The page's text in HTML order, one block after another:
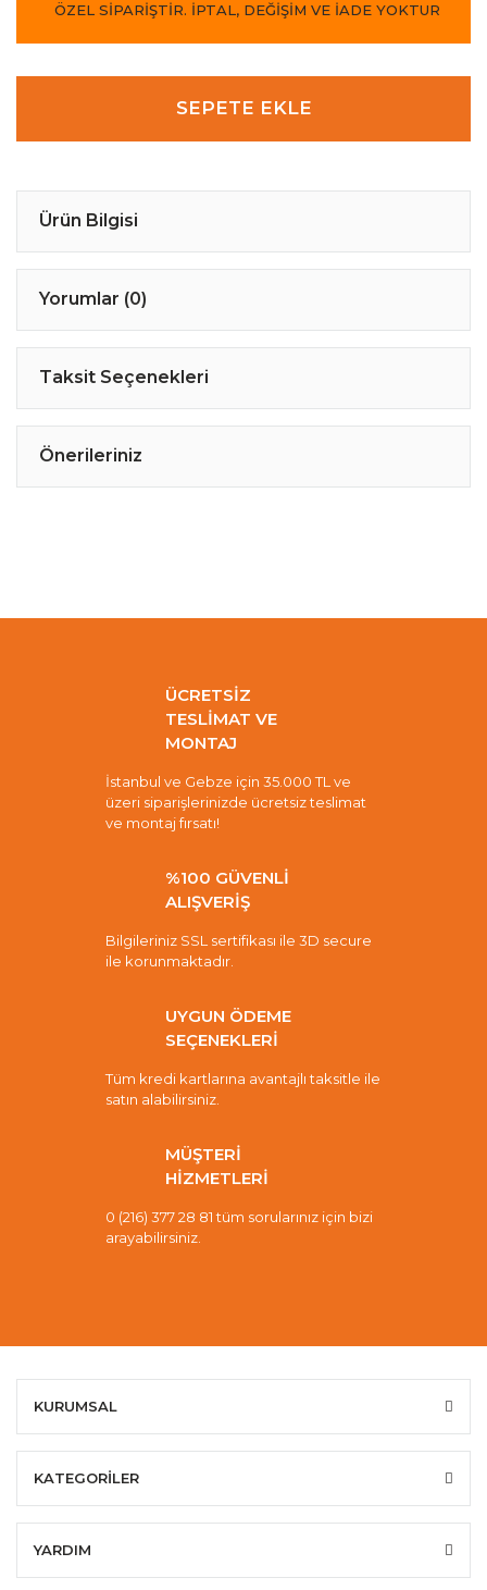
ÖZEL SİPARİŞTİR. İPTAL, DEĞİŞİM VE İADE YOKTUR
SEPETE EKLE
Ürün Bilgisi
Yorumlar (0)
Taksit Seçenekleri
Önerileriniz
ÜCRETSİZ
TESLİMAT VE
MONTAJ
İstanbul ve Gebze için 35.000 TL ve
üzeri siparişlerinizde ücretsiz teslimat
ve montaj fırsatı!
%100 GÜVENLİ
ALIŞVERİŞ
Bilgileriniz SSL sertifikası ile 3D secure
ile korunmaktadır.
UYGUN ÖDEME
SEÇENEKLERİ
Tüm kredi kartlarına avantajlı taksitle ile
satın alabilirsiniz.
MÜŞTERİ
HİZMETLERİ
0 (216) 377 28 81 tüm sorularınız için bizi
arayabilirsiniz.
KURUMSAL
KATEGORİLER
YARDIM